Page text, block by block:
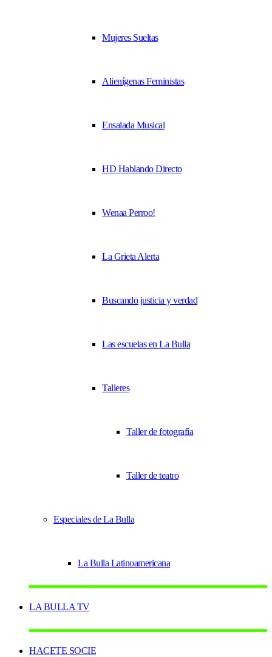
Mujeres Sueltas
Alienígenas Feministas
Ensalada Musical
HD Hablando Directo
Wenaa Perroo!
La Grieta Alerta
Buscando justicia y verdad
Las escuelas en La Bulla
Talleres
Taller de fotografía
Taller de teatro
Especiales de La Bulla
La Bulla Latinoamericana
LA BULLA TV
HACETE SOCIE